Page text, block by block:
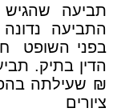
תביעה שהגיש
התביעה
₪ שעילתה
ציורים